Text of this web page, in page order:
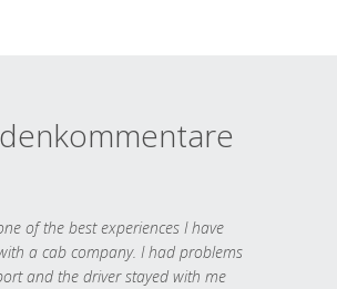
of the best experiences I have
a cab company. I had problems
and the driver stayed with me